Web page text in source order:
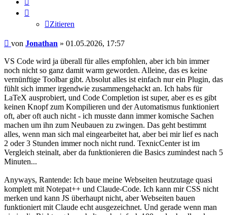
Zitieren
Beitrag
von Jonathan » 01.05.2026, 17:57
VS Code wird ja überall für alles empfohlen, aber ich bin immer
noch nicht so ganz damit warm geworden. Alleine, das es keine
vernünftige Toolbar gibt. Absolut alles ist einfach nur ein Plugin, das
fühlt sich immer irgendwie zusammengehackt an. Ich habs für
LaTeX ausprobiert, und Code Completion ist super, aber es es gibt
keinen Knopf zum Kompilieren und der Automatismus funktioniert
oft, aber oft auch nicht - ich musste dann immer komische Sachen
machen um ihn zum Neubauen zu zwingen. Das geht bestimmt
alles, wenn man sich mal eingearbeitet hat, aber bei mir lief es nach
2 oder 3 Stunden immer noch nicht rund. TexnicCenter ist im
Vergleich steinalt, aber da funktionieren die Basics zumindest nach 5
Minuten...
Anyways, Rantende: Ich baue meine Webseiten heutzutage quasi
komplett mit Notepat++ und Claude-Code. Ich kann mir CSS nicht
merken und kann JS überhaupt nicht, aber Webseiten bauen
funktioniert mit Claude echt ausgezeichnet. Und gerade wenn man